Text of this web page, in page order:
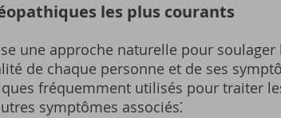
les plus courants
une approche naturelle pour
de chaque personne et de ses
fréquemment utilisés pour traiter
symptômes associés⁚